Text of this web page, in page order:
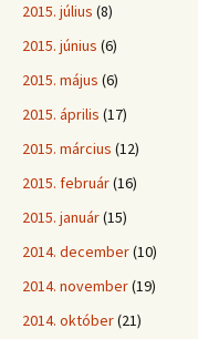
2015. július (8)
2015. június (6)
2015. május (6)
2015. április (17)
2015. március (12)
2015. február(16)
2015. január(15)
2014. december(10)
2014. november(19)
2014. október(21)